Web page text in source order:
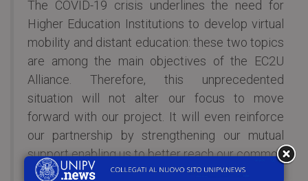
The COVID-19 crisis underlines the need for
Higher Education Institutions to develop virtual
mobility and distant education: these two topics
are among the main objectives of the EC2U
Alliance. Therefore, this unprecedented
situation will not alter our focus to move
forward with our project. It will even reinforce
our partnership by strengthening our mutual
support enabling us to better reach our common
goal: the creation of a pan-European campus,